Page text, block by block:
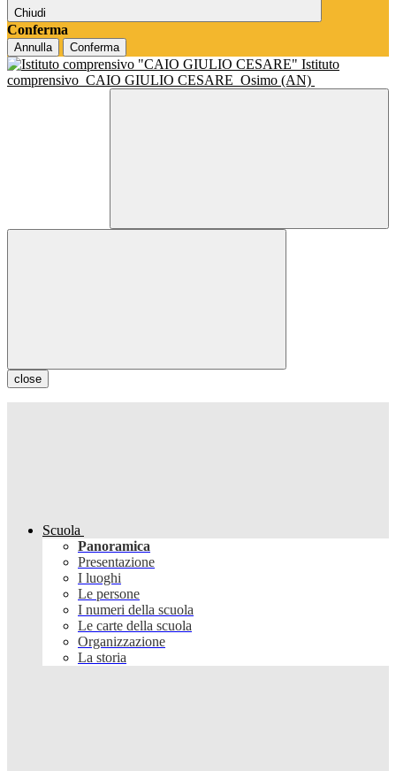
Chiudi
Conferma
Annulla Conferma
Istituto
comprensivo CAIO GIULIO CESARE Osimo (AN)
close
Scuola
Panoramica
Presentazione
I luoghi
Le persone
I numeri della scuola
Le carte della scuola
Organizzazione
La storia